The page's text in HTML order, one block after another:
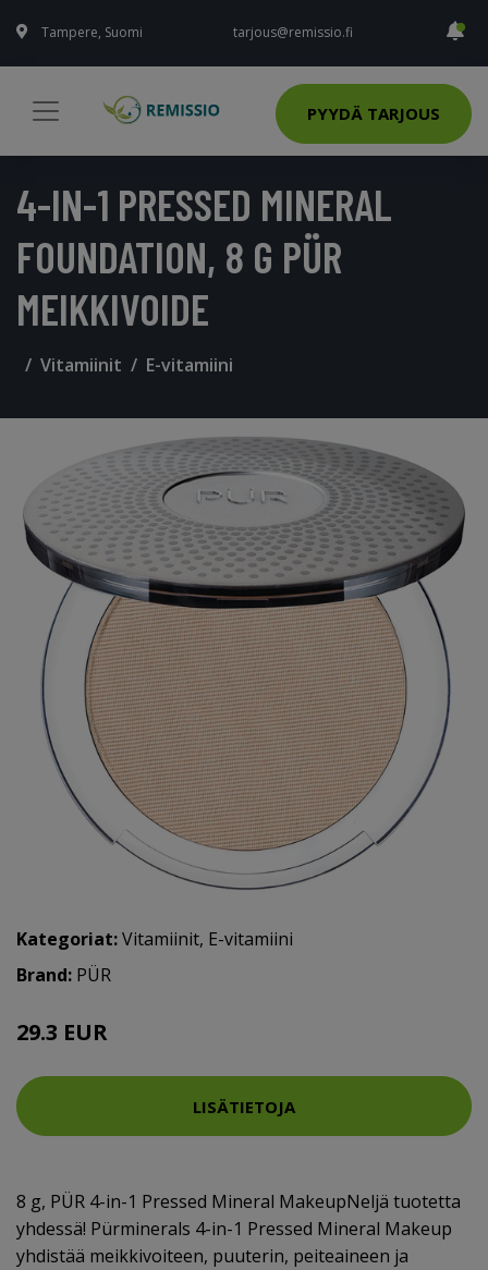
Tampere, Suomi tarjous@remissio.fi
PYYDÄ TARJOUS
4-IN-1 PRESSED MINERAL
FOUNDATION, 8 G PÜR
MEIKKIVOIDE
Vitamiinit E-vitamiini
Kategoriat:Vitamiinit, E-vitamiini
Brand: PÜR
29.3 EUR
LISÄTIETOJA
8 g, PÜR 4-in-1 Pressed Mineral MakeupNeljä tuotetta
yhdessä! Pürminerals 4-in-1 Pressed Mineral Makeup
yhdistää meikkivoiteen, puuterin, peiteaineen ja